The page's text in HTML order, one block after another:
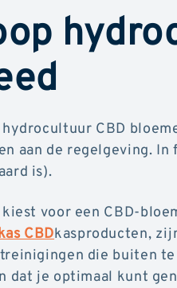
CBD
aan de regelgeving.
is).
voor een CBD-
CBDkasproducten,
die buiten
dat je optimaal kunt